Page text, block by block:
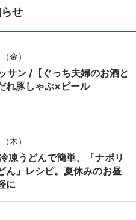
せ
金）
サン /【ぐっち夫婦のお酒と
れ豚しゃぶ×ビール
木）
凍うどんで簡単、「ナポリ
ん」レシピ。夏休みのお昼
に